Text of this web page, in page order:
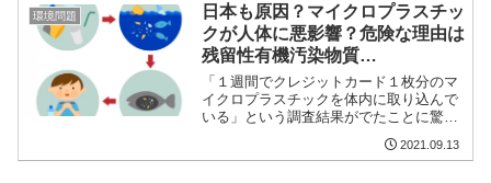
環境問題
日本も原因？マイクロプラスチッ
クが人体に悪影響？危険な理由は
残留性有機汚染物質…
「１週間でクレジットカード１枚分のマ
イクロプラスチックを体内に取り込んで
いる」という調査結果がでたことに驚き
ですか？なんと、標高3400メートルの大
自然豊かなピレネー山脈（フランスとス
2021.09.13